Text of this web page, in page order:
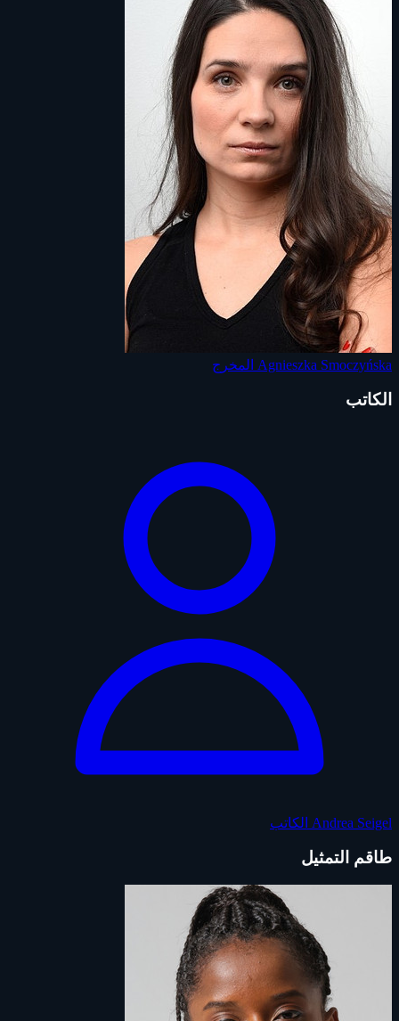
Agnieszka Smoczyńska المخرج
الكاتب
Andrea Seigel الكاتب
طاقم التمثيل